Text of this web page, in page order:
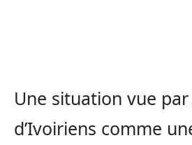
Une situation vue
d’Ivoiriens comme